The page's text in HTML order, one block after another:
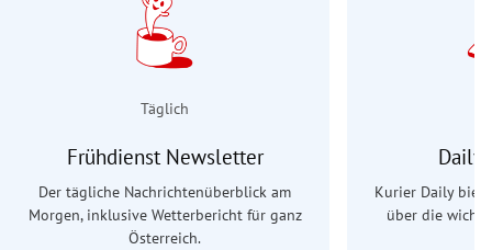
Täglich
Frühdienst Newsletter
Der tägliche Nachrichtenüberblick am
Morgen, inklusive Wetterbericht für ganz
Österreich.
Daily
Kurier Daily
über die